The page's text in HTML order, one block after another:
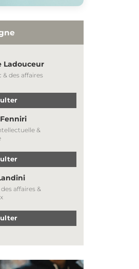
Ladouceur
des affaires
&
affaires &